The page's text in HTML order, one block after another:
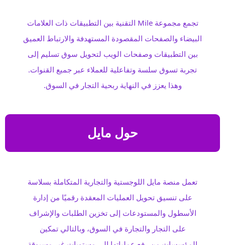
تجمع مجموعة Mile التقنية بين التطبيقات ذات العلامات
البيضاء والصفحات المقصودة المستهدفة والارتباط العميق
بين التطبيقات وصفحات الويب لتحويل سوق تسليم إلى
تجربة تسوق سلسة وتفاعلية للعملاء عبر جميع القنوات.
وهذا يعزز في النهاية ربحية التجار في السوق.
حول مايل
تعمل منصة مايل اللوجستية والتجارية المتكاملة بسلاسة
على تنسيق تحويل العمليات المعقدة رقميًا من إدارة
الأسطول والمستودعات إلى تخزين الطلبات والإشراف
على التجار والتجارة في السوق، وبالتالي تمكين